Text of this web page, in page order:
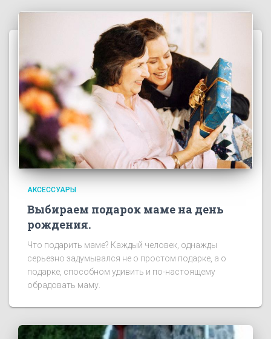
АКСЕССУАРЫ
Выбираем подарок маме на день
рождения.
Что подарить маме? Каждый человек, однажды
серьезно задумывался не о простом подарке, а о
подарке, способном удивить и по-настоящему
обрадовать маму.